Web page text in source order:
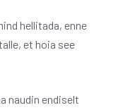
hellitada, enne
et hoia see
naudin endiselt